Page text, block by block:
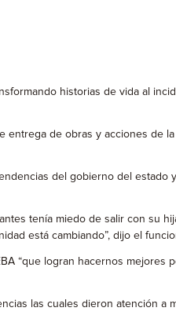
historias de vida al
de obras y acciones de
del gobierno del estado
tenía miedo de salir con su
está cambiando”, dijo el
“que logran hacernos mejores
las cuales dieron atención a